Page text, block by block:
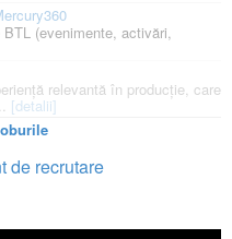
(evenimente, activări,
relevantă în producție, care
[detalii]
de recrutare